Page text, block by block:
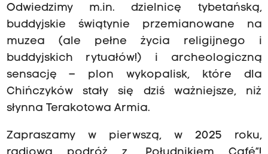
Odwiedzimy m.in. dzielnicę tybetańską,
buddyjskie świątynie przemianowane na
muzea (ale pełne życia religijnego i
buddyjskich rytuałów!) i archeologiczną
sensację – plon wykopalisk, które dla
Chińczyków stały się dziś ważniejsze, niż
słynna Terakotowa Armia.
Zapraszamy w pierwszą, w 2025 roku,